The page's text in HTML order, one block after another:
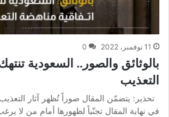
11 نوفمبر، 2022 0
بالوثائق والصور.. السعودية
التعذيب
تحذير: يتضمّن المقال صوراً تُظهر آثار
في نهاية المقال تجنّباً لظهورها أمام من لا